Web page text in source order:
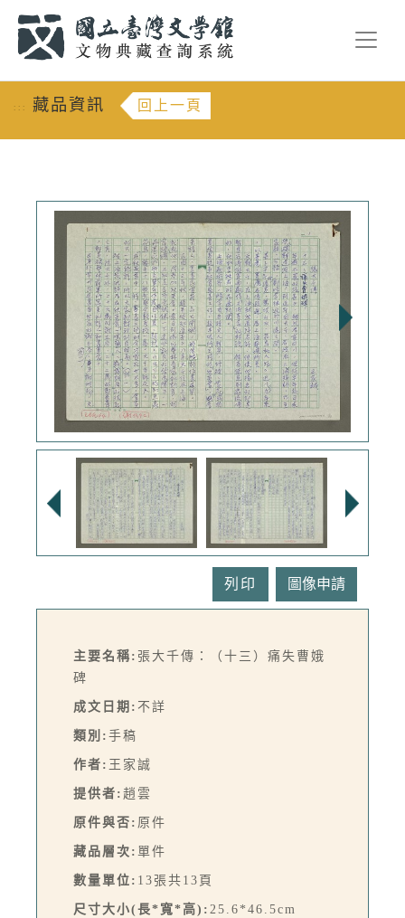
::: 藏品資訊 回上一頁
列印
主要名稱: 張大千傳：（十三）痛失曹娥
碑
成文日期: 不詳
類別: 手稿
作者: 王家誠
提供者: 趙雲
原件與否: 原件
藏品層次: 單件
數量單位: 13張共13頁
尺寸大小(長*寬*高): 25.6*46.5cm